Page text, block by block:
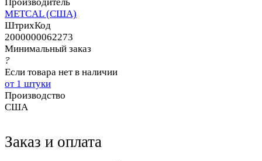
METCAL (США)
ШтрихКод
2000000062273
Минимальный заказ
?
Если товара нет в наличии
от 1 штуки
Производство
США
Заказ и оплата